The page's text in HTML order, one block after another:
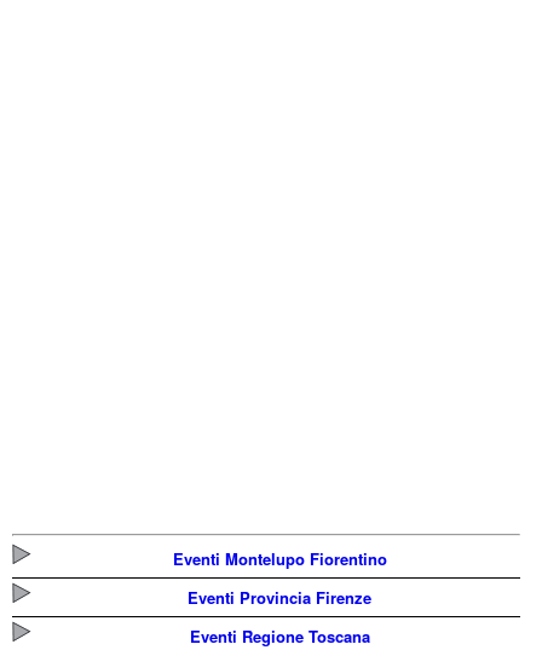
Eventi Montelupo Fiorentino
Eventi Provincia Firenze
Eventi Regione Toscana